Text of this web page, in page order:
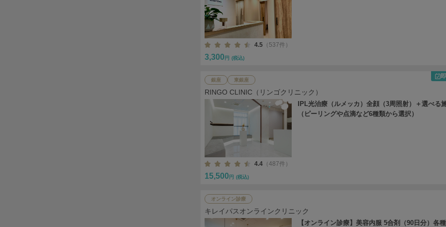
4.5 （537件）
3,300 円 (税込)
銀座 東銀座
RINGO CLINIC（リンゴクリニック）
IPL光治療（ルメッカ）全顔（3周照射）＋選べる
（ピーリングや点滴など6種類から選択）
4.4 （487件）
15,500 円 (税込)
オンライン診療
キレイパスオンラインクリニック
【オンライン診療】美容内服 5合剤（90日分）各